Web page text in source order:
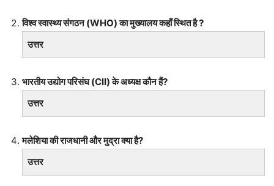
विश्व स्वास्थ्य संगठन (WHO) का मुख्यालय कहाँ स्थित है ?
उत्तर
भारतीय उद्योग परिसंघ (CII) के अध्यक्ष कौन हैं?
उत्तर
मलेशिया की राजधानी और मुद्रा क्या है?
उत्तर